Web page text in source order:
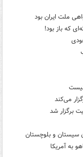
ملت ایران بود
می‌کند
سیستان و بلوچستان
به آمریکا